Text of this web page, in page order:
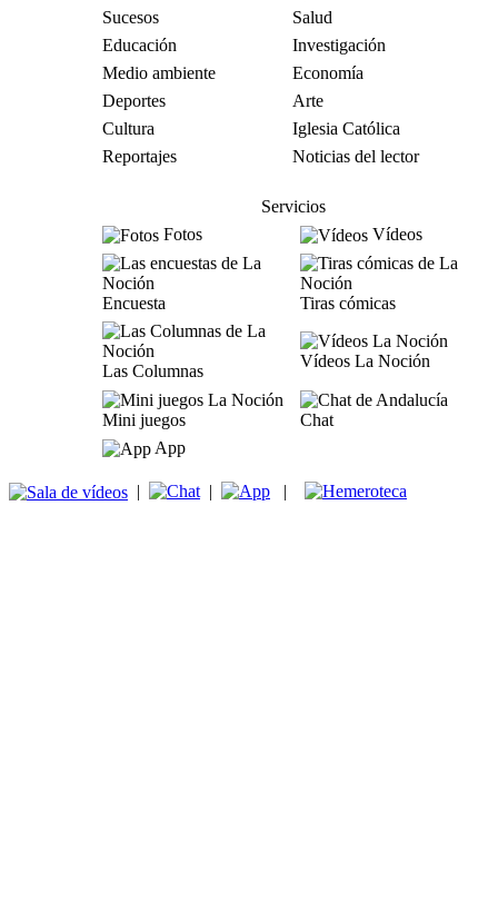
Sucesos
Salud
Educación
Investigación
Medio ambiente
Economía
Deportes
Arte
Cultura
Iglesia Católica
Reportajes
Noticias del lector
Servicios
Fotos
Vídeos
Encuesta Tiras cómicas
Las Columnas
Vídeos La Noción
Mini juegos
Chat
App
| | |